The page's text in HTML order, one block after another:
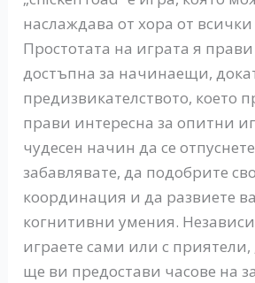
наслаждава от хора от
Простотата на играта я прави
достъпна за начинаещи,
предизвикателството, което
прави интересна за опитни
чудесен начин да се
забавлявате, да подобрите
координация и да развиете
когнитивни умения.
играете сами или с приятели,
ще ви предостави часове на